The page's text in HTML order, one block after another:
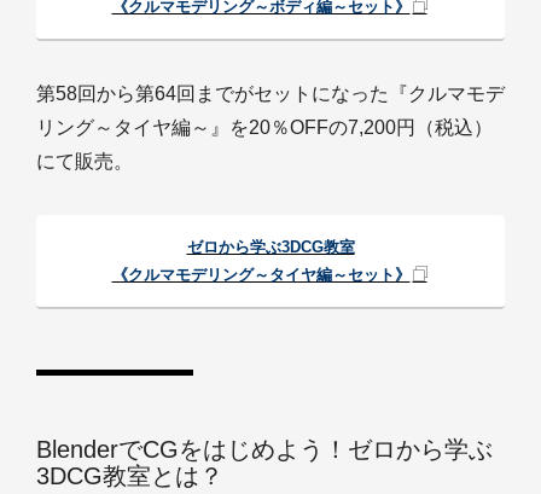
《クルマモデリング～ボディ編～セット》
第58回から第64回までがセットになった『クルマモデ
リング～タイヤ編～』を20％OFFの7,200円（税込）
にて販売。
ゼロから学ぶ3DCG教室
《クルマモデリング～タイヤ編～セット》
BlenderでCGをはじめよう！ゼロから学ぶ
3DCG教室とは？